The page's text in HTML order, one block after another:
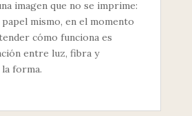
imagen que no se imprime:
mismo, en el momento
cómo funciona es
entre luz, fibra y
forma.